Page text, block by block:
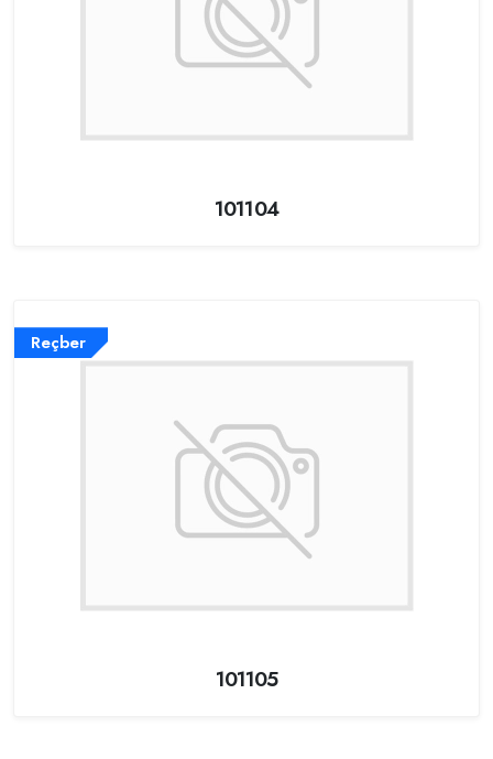
101104
Reçber
101105